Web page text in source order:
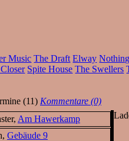
Music The Draft Elway
Spite House The Swellers
(11) Kommentare (0)
Am Hawerkamp
Gebäude 9